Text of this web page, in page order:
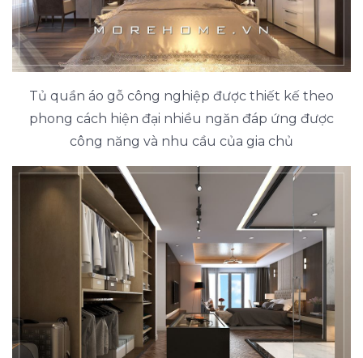
Tủ quần áo gỗ công nghiệp được thiết kế theo
phong cách hiện đại nhiều ngăn đáp ứng được
công năng và nhu cầu của gia chủ